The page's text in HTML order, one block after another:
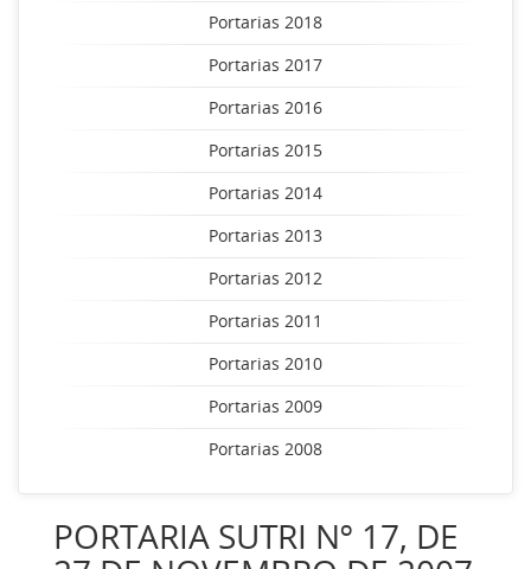
Portarias 2018
Portarias 2017
Portarias 2016
Portarias 2015
Portarias 2014
Portarias 2013
Portarias 2012
Portarias 2011
Portarias 2010
Portarias 2009
Portarias 2008
PORTARIA SUTRI Nº 17, DE